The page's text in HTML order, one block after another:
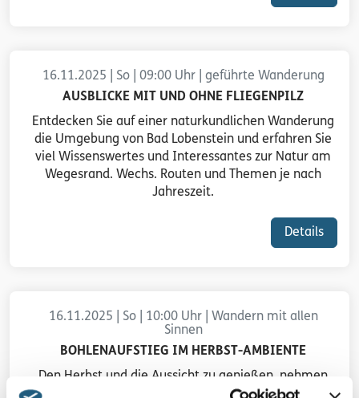
16.11.2025 | So | 09:00 Uhr | geführte Wanderung
AUSBLICKE MIT UND OHNE FLIEGENPILZ
Entdecken Sie auf einer naturkundlichen Wanderung
die Umgebung von Bad Lobenstein und erfahren Sie
viel Wissenswertes und Interessantes zur Natur am
Wegesrand. Wechs. Routen und Themen je nach
Jahreszeit.
Details
16.11.2025 | So | 10:00 Uhr | Wandern mit allen
Sinnen
BOHLENAUFSTIEG IM HERBST-AMBIENTE
Den Herbst und die Aussicht zu genießen, nehmen
wir uns Zeit. Am Tag des Faultiers machen wir das